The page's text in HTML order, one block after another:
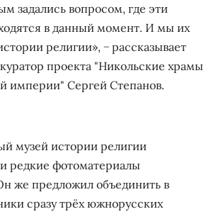
задались вопросом, где эти
в данный момент. И мы их
религии», − рассказывает
проекта "Никольские храмы
империи" Сергей Степанов.
музей истории религии
редкие фотоматериалы
же предложил объединить в
сразу трёх южнорусских